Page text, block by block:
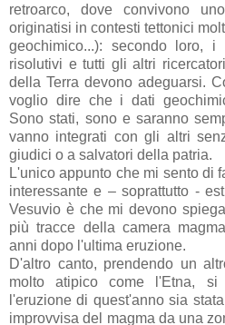
retroarco, dove convivono
originatisi in contesti tettonici
geochimico...): secondo loro,
risolutivi e tutti gli altri
della Terra devono adeguarsi.
voglio dire che i dati
Sono stati, sono e saranno
vanno integrati con gli altri
giudici o a salvatori della patria.
L'unico appunto che mi sento di
interessante e – soprattutto -
Vesuvio è che mi devono
più tracce della camera
anni dopo l'ultima eruzione.
D'altro canto, prendendo un
molto atipico come l'Etna, si
l'eruzione di quest'anno sia
improvvisa del magma da una